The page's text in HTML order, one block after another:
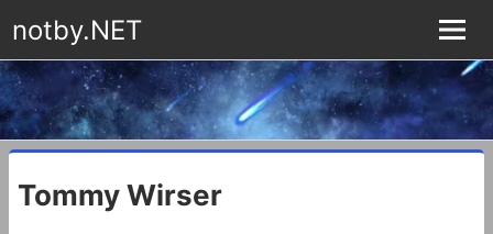
notby.NET
Tommy Wirser